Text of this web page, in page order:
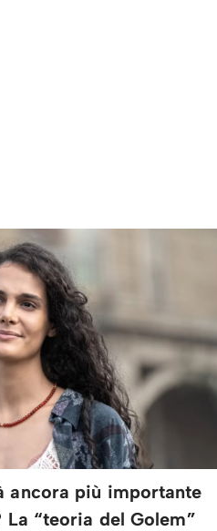
ancora più importante
La “teoria del Golem”